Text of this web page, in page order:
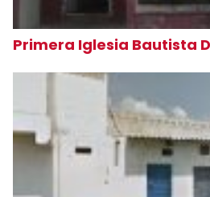
Primera Iglesia Bautista